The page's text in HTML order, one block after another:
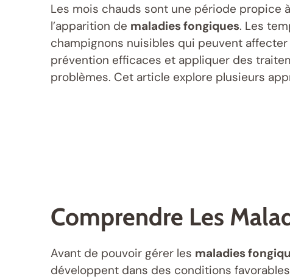
Les mois chauds sont une période propice
l’apparition de maladies fongiques. Les
champignons nuisibles qui peuvent
prévention efficaces et appliquer des
problèmes. Cet article explore plusieurs
Comprendre Les
Avant de pouvoir gérer les maladies
développent dans des conditions